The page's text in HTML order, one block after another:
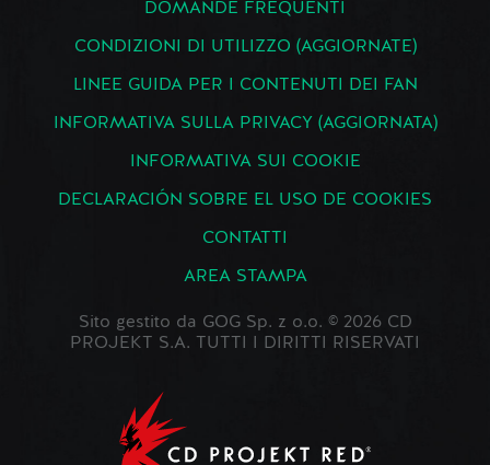
DOMANDE FREQUENTI
CONDIZIONI DI UTILIZZO (AGGIORNATE)
LINEE GUIDA PER I CONTENUTI DEI FAN
INFORMATIVA SULLA PRIVACY (AGGIORNATA)
INFORMATIVA SUI COOKIE
DECLARACIÓN SOBRE EL USO DE COOKIES
CONTATTI
AREA STAMPA
Sito gestito da GOG Sp. z o.o. © 2026 CD
PROJEKT S.A. TUTTI I DIRITTI RISERVATI